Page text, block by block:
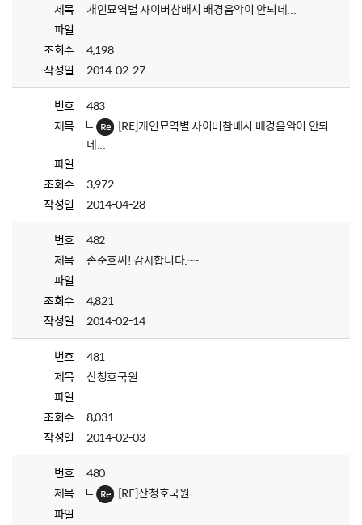
제목
개인묘역별 사이버참배시 배경음악이 안되네...
파일
조회수
4,198
작성일
2014-02-27
번호
483
제목
네...
파일
조회수
3,972
작성일
2014-04-28
번호
482
제목
손준호씨! 감사합니다.~~
파일
조회수
4,821
작성일
2014-02-14
번호
481
제목
산청호국원
파일
조회수
8,031
작성일
2014-02-03
번호
480
제목
[RE]산청호국원
파일